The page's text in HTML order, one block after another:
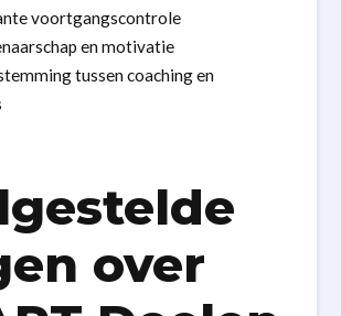
voortgangscontrole
en motivatie
tussen coaching en
over